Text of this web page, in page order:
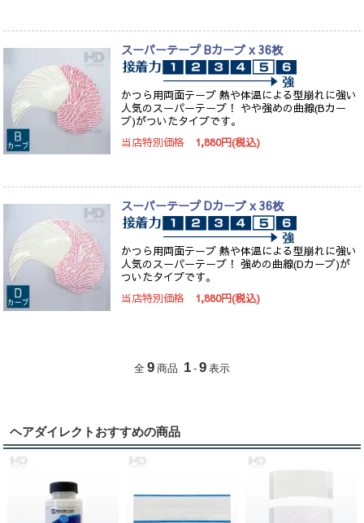
スーパーテープ Bカーブ x 36枚
かつら用両面テープ 熱や体温による型崩れに強い
人気のスーパーテープ！ やや強めの曲線(Bカー
ブ)がついたタイプです。
当店特別価格 1,880円(税込)
スーパーテープ Dカーブ x 36枚
かつら用両面テープ 熱や体温による型崩れに強い
人気のスーパーテープ！ 強めの曲線(Dカーブ)が
ついたタイプです。
当店特別価格 1,880円(税込)
全 9 商品 1 - 9 表示
ヘアダイレクトおすすめの商品